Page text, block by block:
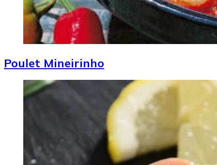
Poulet Mineirinho
Image